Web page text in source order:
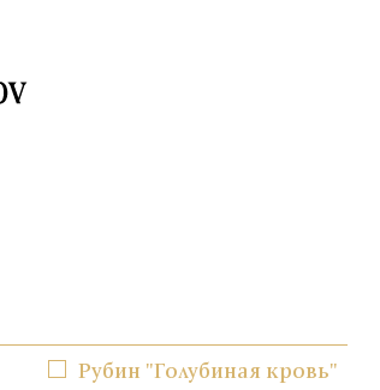
Рубин "Голубиная кровь"